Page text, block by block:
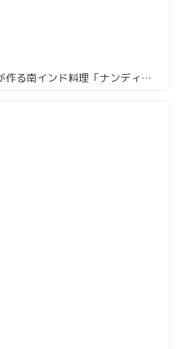
虎ノ門、本場のシェフが作る南インド料理「ナンディニ」